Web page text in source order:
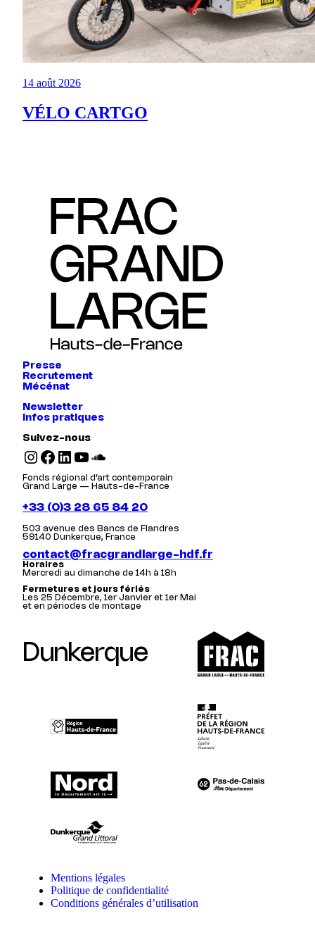
14 août 2026
VÉLO CARTGO
Presse
Recrutement
Mécénat
Newsletter
Infos pratiques
Suivez-nous
Instagram Facebook LinkedIn YouTube SoundCloud
Fonds régional d’art contemporain
Grand Large — Hauts-de-France
+33 (0)3 28 65 84 20
503 avenue des Bancs de Flandres
59140 Dunkerque, France
contact@fracgrandlarge-hdf.fr
Horaires
Mercredi au dimanche de 14h à 18h
Fermetures et jours fériés
Les 25 Décembre, 1er Janvier et 1er Mai
et en périodes de montage
Dunkerque
Mentions légales
Politique de confidentialité
Conditions générales d’utilisation